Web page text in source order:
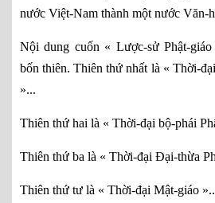
nước Việt-Nam thành một nước Văn-
Nội dung cuốn « Lược-sử Phật-
bốn thiên. Thiên thứ nhất là « Thời-
»...
Thiên thứ hai là « Thời-đại bộ-phái
Thiên thứ ba là « Thời-đại Đại-thừa
Thiên thứ tư là « Thời-đại Mật-giáo